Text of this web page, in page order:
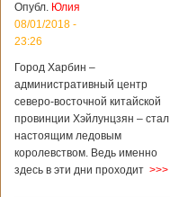
Опубл. Юлия
08/01/2018 -
23:26
Город Харбин –
административный центр
северо-восточной китайской
провинции Хэйлунцзян – стал
настоящим ледовым
королевством. Ведь именно
здесь в эти дни проходит >>>